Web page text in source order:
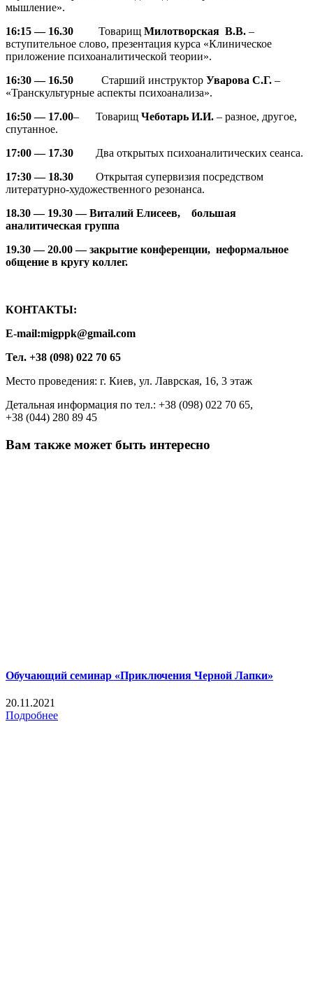
мышление».
16:15 — 16.30 Товарищ Милотворская В.В. –
вступительное слово, презентация курса «Клиническое
приложение психоаналитической теории».
16:30 — 16.50 Старший инструктор Уварова С.Г. –
«Транскультурные аспекты психоанализа».
16:50 — 17.00– Товарищ Чеботарь И.И. – разное, другое,
спутанное.
17:00 — 17.30 Два открытых психоаналитических сеанса.
17:30 — 18.30
Открытая супервизия посредством
литературно-художественного резонанса.
18.30 — 19.30— Виталий Елисеев,
большая
аналитическая группа
19.30 — 20.00—закрытие конференции, неформальное
общение в кругу коллег.
КОНТАКТЫ:
Е-mail:migppk@gmail.com
Тел. +38 (098) 022 70 65
Место проведения: г. Киев, ул. Лаврская, 16, 3 этаж
Детальная информация по тел.: +38 (098) 022 70 65,
+38 (044) 280 89 45
Вам также может быть интересно
Обучающий семинар «Приключения Черной Лапки»
20.11.2021
Подробнее